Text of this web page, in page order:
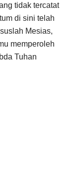
tidak tercatat
di sini telah
Mesias,
memperoleh
Tuhan